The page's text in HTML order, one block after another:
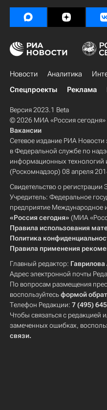
Новости Аналитика
Спецпроекты
Реклама
Версия 2023.1 Beta
© 2026 МИА «Россия сегодня»
Вакансии
Сетевое издание РИА Новости
в Федеральной службе по
информационных технологий
(Роскомнадзор) 08 апреля
Свидетельство о
Учредитель: Федеральное
предприятие Международное
«Россия сегодня» (МИА
Правила использования
Политика
Правила применения
Главный редактор: Гаврилова
Адрес электронной почты
По вопросам размещения
воспользуйтесьформой
Телефон Редакции: 7 (495)
Чтобы связаться с редакцией
замеченных ошибках,
связи.